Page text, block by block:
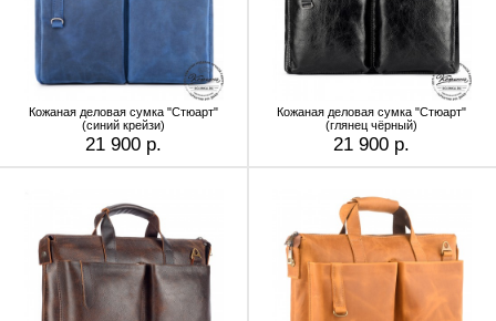
Кожаная деловая сумка "Стюарт"
(синий крейзи)
21 900 р.
Кожаная деловая сумка "Стюарт"
(глянец чёрный)
21 900 р.